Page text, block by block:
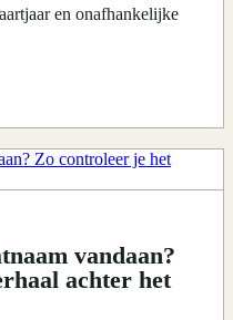
en onafhankelijke
vandaan?
achter het